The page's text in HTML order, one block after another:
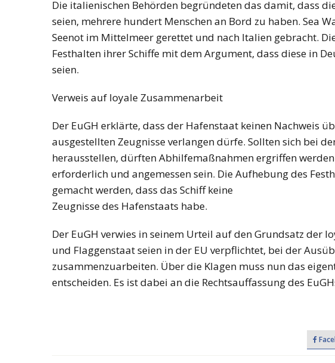
Die italienischen Behörden begründeten das damit, dass
seien, mehrere hundert Menschen an Bord zu haben. Sea
Seenot im Mittelmeer gerettet und nach Italien gebracht.
Festhalten ihrer Schiffe mit dem Argument, dass diese in
seien.
Verweis auf loyale Zusammenarbeit
Der EuGH erklärte, dass der Hafenstaat keinen Nachweis
ausgestellten Zeugnisse verlangen dürfe. Sollten sich bei
herausstellen, dürften Abhilfemaßnahmen ergriffen
erforderlich und angemessen sein. Die Aufhebung des
gemacht werden, dass das Schiff keine
Zeugnisse des Hafenstaats habe.
Der EuGH verwies in seinem Urteil auf den Grundsatz der
und Flaggenstaat seien in der EU verpflichtet, bei der
zusammenzuarbeiten. Über die Klagen muss nun das
entscheiden. Es ist dabei an die Rechtsauffassung des